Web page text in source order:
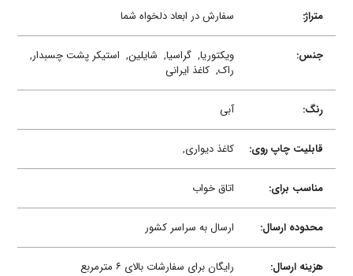
متراژ: سفارش در ابعاد دلخواه شما
جنس: ویکتوریا,گراسیا, شایلین, استیکر پشت چسبدار,
راک,کاغذ ایرانی
رنگ: آبی
قابلیت چاپ روی: کاغذ دیواری,
مناسب برای: اتاق خواب
محدوده ارسال: ارسال به سراسر کشور
هزینه ارسال: رایگان برای سفارشات بالای ۶ مترمربع